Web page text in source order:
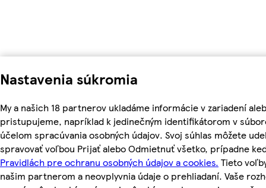
Nastavenia súkromia
My a našich 18 partnerov ukladáme informácie v zariadení
pristupujeme, napríklad k jedinečným identifikátorom v
účelom spracúvania osobných údajov. Svoj súhlas môžete
spravovať voľbou Prijať alebo Odmietnuť všetko, prípadne
Pravidlách pre ochranu osobných údajov a cookies. Tieto
našim partnerom a neovplyvnia údaje o prehliadaní. Vaše